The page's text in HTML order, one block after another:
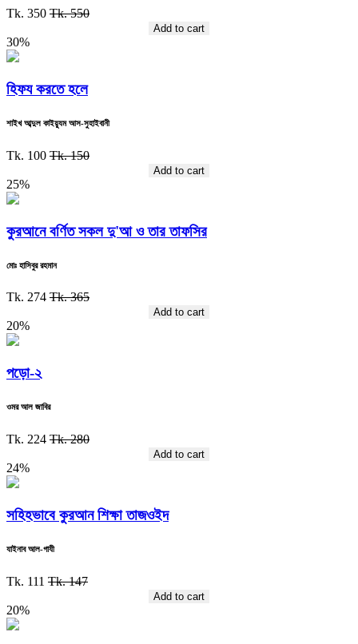
Tk. 350 Tk. 550
Add to cart
30%
হিফয করতে হলে
শাইখ আব্দুল কাইয়্যূম আস-সুহাইবানী
Tk. 100 Tk. 150
Add to cart
25%
কুরআনে বর্ণিত সকল দু'আ ও তার তাফসির
মোঃ হাসিবুর রহমান
Tk. 274 Tk. 365
Add to cart
20%
পড়ো-২
ওমর আল জাবির
Tk. 224 Tk. 280
Add to cart
24%
সহিহভাবে কুরআন শিক্ষা তাজওইদ
যাইনাব আল-গাযী
Tk. 111 Tk. 147
Add to cart
20%